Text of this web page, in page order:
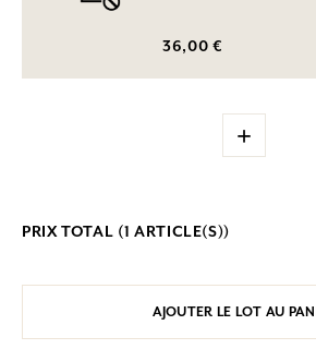
36,00 €
+
PRIX TOTAL (1 ARTICLE(S))
AJOUTER LE LOT AU